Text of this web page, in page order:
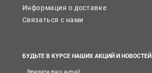
Информация о доставке
Связаться с нами
БУДЬТЕ В КУРСЕ НАШИХ АКЦИЙ И НОВОСТЕЙ